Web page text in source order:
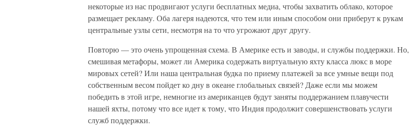
некоторые из нас продвигают услуги бесплатных медиа, чтобы захватить облако, которое
размещает рекламу. Оба лагеря надеются, что тем или иным способом они приберут к рукам
центральные узлы сети, несмотря на то что угрожают друг другу.
Повторю — это очень упрощенная схема. В Америке есть и заводы, и службы поддержки. Но,
смешивая метафоры, может ли Америка содержать виртуальную яхту класса люкс в море
мировых сетей? Или наша центральная будка по приему платежей за все умные вещи под
собственным весом пойдет ко дну в океане глобальных связей? Даже если мы можем
победить в этой игре, немногие из американцев будут заняты поддержанием плавучести
нашей яхты, потому что все идет к тому, что Индия продолжит совершенствовать услуги
служб поддержки.